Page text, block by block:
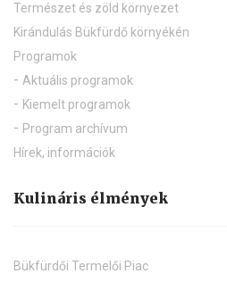
Természet és zöld környezet
Kirándulás Bükfürdő környékén
Programok
Aktuális programok
Kiemelt programok
Program archívum
Hírek, információk
Kulináris élmények
Bükfürdői Termelői Piac